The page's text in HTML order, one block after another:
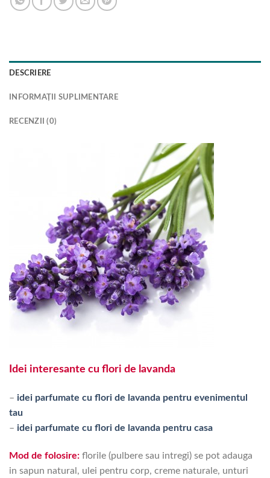
DESCRIERE
INFORMAȚII SUPLIMENTARE
RECENZII (0)
Idei interesante cu flori de lavanda
– idei parfumate cu flori de lavanda pentru evenimentul
tau
– idei parfumate cu flori de lavanda pentru casa
Mod de folosire: florile (pulbere sau intregi) se pot adauga
in sapun natural, ulei pentru corp, creme naturale, unturi